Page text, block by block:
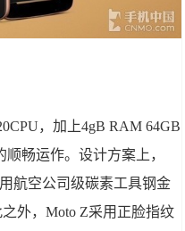
，加上4gB RAM 64GB
畅运作。设计方案上，
航空公司级碳素工具钢金
外，Moto Z采用正脸指纹